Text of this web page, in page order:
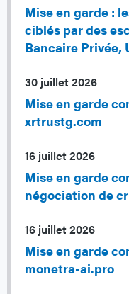
Mise en garde :
ciblés par des
Bancaire Privée,
30 juillet 2026
Mise en garde
xrtrustg.com
16 juillet 2026
Mise en garde
négociation de
16 juillet 2026
Mise en garde
monetra-ai.pro